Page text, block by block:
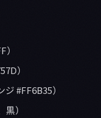
）
#FF6B35）
）